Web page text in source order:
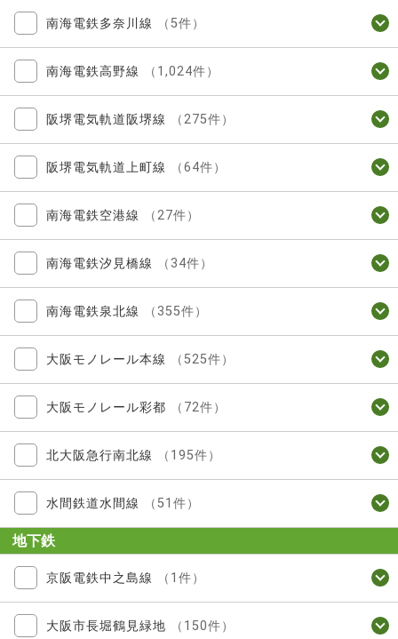
南海電鉄多奈川線 （5件）
南海電鉄高野線 （1,024件）
阪堺電気軌道阪堺線 （275件）
阪堺電気軌道上町線 （64件）
南海電鉄空港線 （27件）
南海電鉄汐見橋線 （34件）
南海電鉄泉北線 （355件）
大阪モノレール本線 （525件）
大阪モノレール彩都 （72件）
北大阪急行南北線 （195件）
水間鉄道水間線 （51件）
地下鉄
京阪電鉄中之島線 （1件）
大阪市長堀鶴見緑地 （150件）